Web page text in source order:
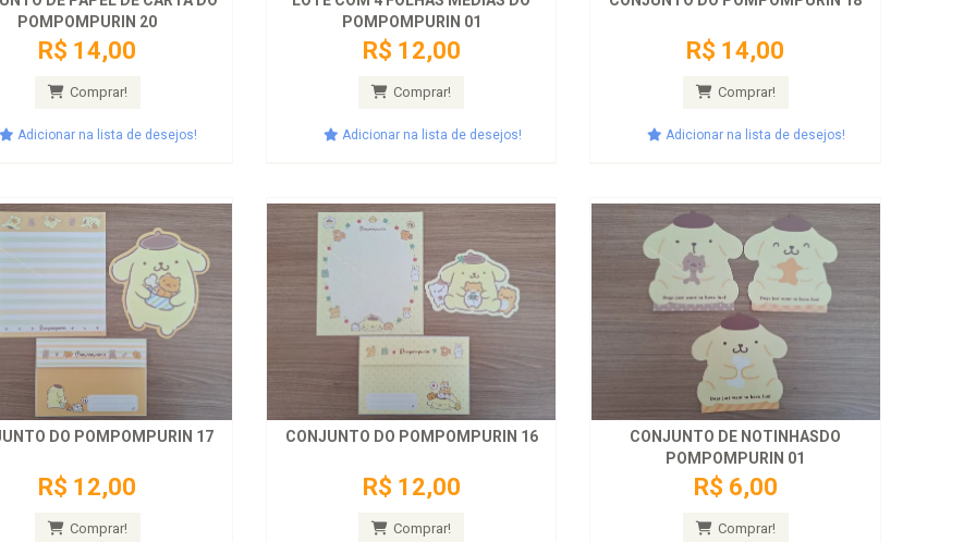
POMPOMPURIN 20
R$ 14,00
Comprar!
Adicionar na lista de desejos!
POMPOMPURIN 01
R$ 12,00
Comprar!
Adicionar na lista de desejos!
R$ 14,00
Comprar!
Adicionar na lista de desejos!
DO POMPOMPURIN 17
R$ 12,00
Comprar!
CONJUNTO DO POMPOMPURIN 16
R$ 12,00
Comprar!
CONJUNTO DE NOTINHASDO
POMPOMPURIN 01
R$ 6,00
Comprar!